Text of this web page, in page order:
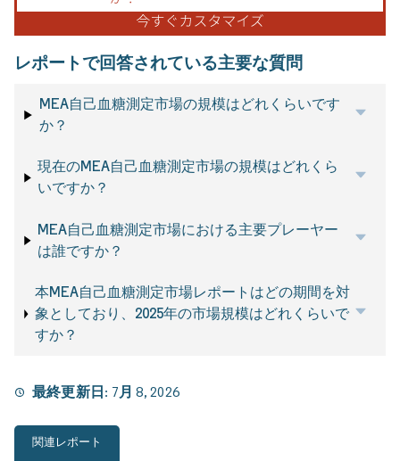
レポートで回答されている主要な質問
MEA自己血糖測定市場の規模はどれくらいです
か？
現在のMEA自己血糖測定市場の規模はどれくら
いですか？
MEA自己血糖測定市場における主要プレーヤー
は誰ですか？
本MEA自己血糖測定市場レポートはどの期間を対
象としており、2025年の市場規模はどれくらいで
すか？
最終更新日: 7月 8, 2026
関連レポート